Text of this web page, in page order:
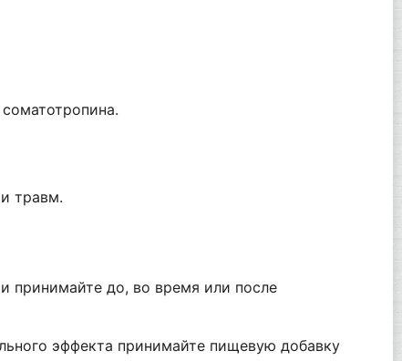
травм.
принимайте до, во время или после
эффекта принимайте пищевую добавку